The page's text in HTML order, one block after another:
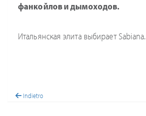
фанкойлов и дымоходов.
Итальянская элита выбирает Sabiana.
Indietro